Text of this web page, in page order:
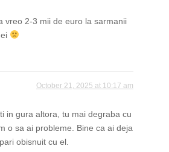
vreo 2-3 mii de euro la sarmanii
October 21, 2025 at 10:17 am
in gura altora, tu mai degraba cu
o sa ai probleme. Bine ca ai deja
obisnuit cu el.